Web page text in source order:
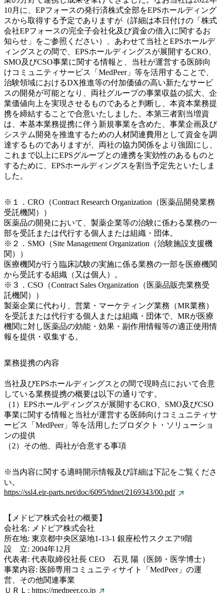
10月に、EPフォースの発行済株式全部をEPSホールディング
スから取得する予定でありますが（詳細は本日付けの「株式
会社EPフォースの完全子会社化及び資金の借入に関するお
知らせ」をご参照ください）、あわせて当社とEPSホールデ
ィングスとの間で、EPSホールディングスが展開するCRO、
SMO及びCSO事業に関する情報と、当社が運営する医師向
けコミュニティサービス「MedPeer」等を活用することで、
治験領域におけるDX推進等の付加価値の高い新たなサービ
スの開発が可能となり、両社グループの事業収益の拡大、企
業価値向上を実現させるものであると判断し、本資本業務提
携を締結することで合意いたしました。本第三者割当増資
は、本基本業務提携に伴う新規事業を含めた、事業企画及び
システム開発を推進するための人材関連費用として資金を調
達するものでありますが、両社の協力関係をより強固にし、
これまで以上にEPSグループとの連携を実効性のあるものと
するために、EPSホールディングスを割当予定先といたしま
した。
※１．CRO（Contract Research Organization（医薬品開発業務
受託機関））
医薬品の開発において、製薬企業等の治験に係わる業務の一
部を受託または代行する個人または組織・団体。
※２．SMO（Site Management Organization（治験施設支援機
関））
医療機関が行う臨床試験の実施に係る業務の一部を医療機関
から受託する組織（又は個人）。
※３．CSO（Contract Sales Organization（医薬品販売業務受
託機関））
製薬企業に代わり、営業・マーケティング業務（MR業務）
を受託または代行する個人または組織・団体で、MRが医療
機関に対し医薬品の効能・効果・副作用情報等の適正使用情
報を提供・収集する。
業務提携の内容
当社及びEPSホールディングスとの間で現時点において合意
している業務提携の概要は以下の通りです。
（1）EPSホールディングスが展開するCRO、SMO及びCSO
事業に関する情報と当社が運営する医師向けコミュニティサ
ービス「MedPeer」等を活用したプロダクト・ソリューショ
ンの提供
（2）その他、両社が合意する事項
※当内容に関する適時開示情報及び詳細は下記をご覧くださ
い。
https://ssl4.eir-parts.net/doc/6095/tdnet/2169343/00.pdf
【メドピア株式会社の概要】
会社名: メドピア株式会社
所在地: 東京都中央区築地1-13-1 銀座松竹スクエア9階
設 立: 2004年12月
代表者: 代表取締役社長 CEO 石見 陽（医師・医学博士）
事業内容: 医師専用コミュニティサイト「MedPeer」の運
営、その他関連事業
ＵＲＬ: https://medpeer.co.jp